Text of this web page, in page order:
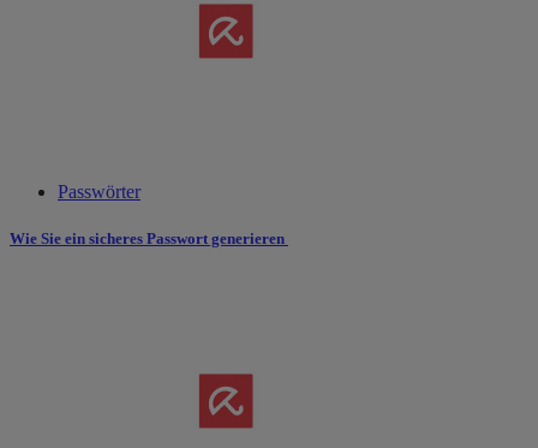
Passwörter
Wie Sie ein sicheres Passwort generieren